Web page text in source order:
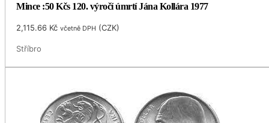
Mince :50 Kčs 120. výročí úmrtí Jána Kollára 1977
2,115.66 Kč včetně DPH (CZK)
Stříbro